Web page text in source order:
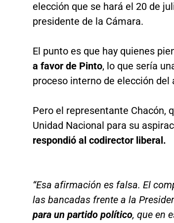
elección que se hará el 20 de
presidente de la Cámara.
El punto es que hay quienes
a favor de Pinto, lo que sería
proceso interno de elección del
Pero el representante Chacón,
Unidad Nacional para su
respondió al codirector liberal.
“Esa afirmación es falsa. El
las bancadas frente a la
para un partido político, que en